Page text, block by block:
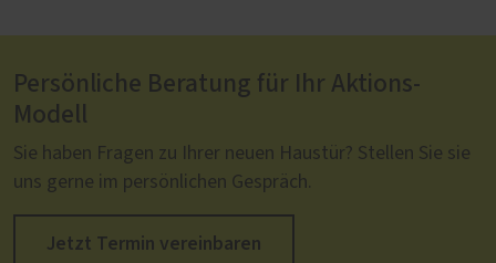
Persönliche Beratung für Ihr Aktions-
Modell
Sie haben Fragen zu Ihrer neuen Haustür? Stellen Sie sie
uns gerne im persönlichen Gespräch.
Jetzt Termin vereinbaren